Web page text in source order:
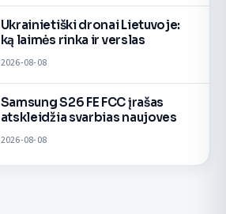
Ukrainietiški dronai Lietuvoje:
ką laimės rinka ir verslas
2026-08-08
Samsung S26 FE FCC įrašas
atskleidžia svarbias naujoves
2026-08-08